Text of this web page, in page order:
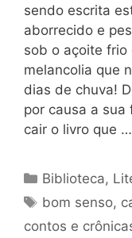
sendo escrita
aborrecido e
sob o açoite frio
melancolia que
dias de chuva!
por causa a
cair o livro que …
Categorias
Biblioteca,
Tags
bom senso,
contos e